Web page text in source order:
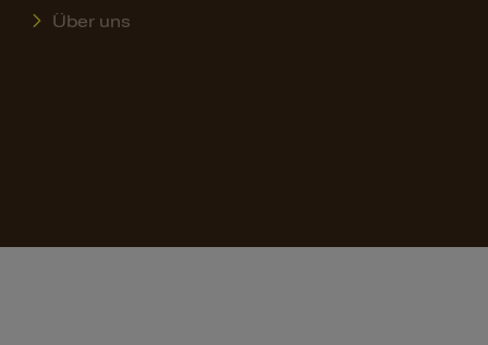
Über uns